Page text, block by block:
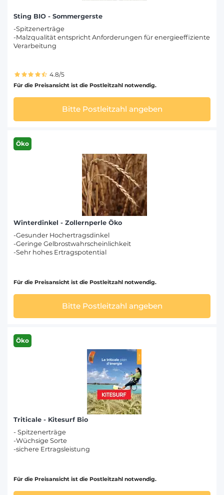
Sting BIO - Sommergerste
-Spitzenerträge
-Malzqualität entspricht Anforderungen für energieeffiziente
Verarbeitung
4.8/5
Für die Preisansicht ist die Postleitzahl notwendig.
Bitte Postleitzahl angeben
Öko
Winterdinkel - Zollernperle Öko
-Gesunder Hochertragsdinkel
-Geringe Gelbrostwahrscheinlichkeit
-Sehr hohes Ertragspotential
Für die Preisansicht ist die Postleitzahl notwendig.
Bitte Postleitzahl angeben
Öko
Triticale - Kitesurf Bio
- Spitzenerträge
-Wüchsige Sorte
-sichere Ertragsleistung
Für die Preisansicht ist die Postleitzahl notwendig.